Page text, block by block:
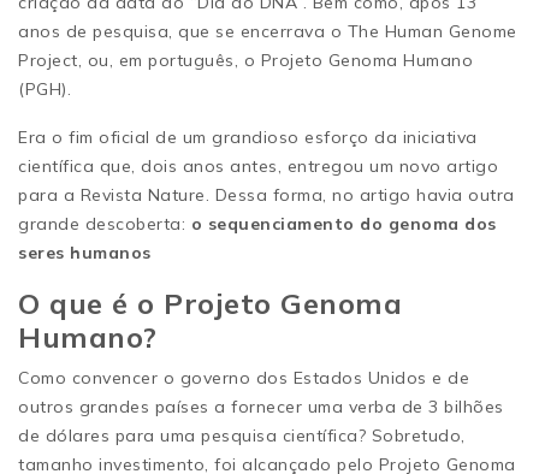
anos de pesquisa, que se encerrava o The Human Genome
Project, ou, em português, o Projeto Genoma Humano
(PGH).
Era o fim oficial de um grandioso esforço da iniciativa
científica que, dois anos antes, entregou um novo artigo
para a Revista Nature. Dessa forma, no artigo havia outra
grande descoberta: o sequenciamento do genoma dos
seres humanos
O que é o Projeto Genoma
Humano?
Como convencer o governo dos Estados Unidos e de
outros grandes países a fornecer uma verba de 3 bilhões
de dólares para uma pesquisa científica? Sobretudo,
tamanho investimento, foi alcançado pelo Projeto Genoma